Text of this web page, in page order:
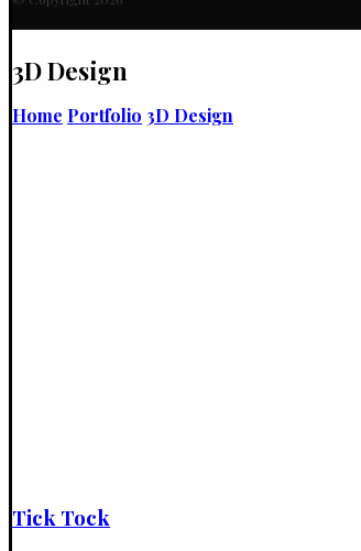
3D Design
Home Portfolio 3D Design
Tick Tock